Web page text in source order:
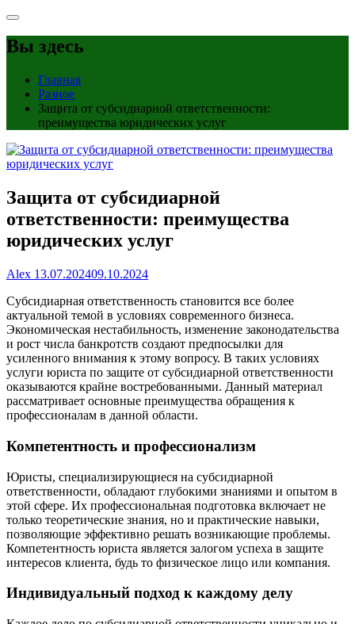
Вы здесь
Главная
Разное
Защита от субсидиарной ответственности:
преимущества юридических услуг
Защита от субсидиарной
ответственности: преимущества
юридических услуг
Alex 13.07.202409.10.2024
Субсидиарная ответственность становится все более
актуальной темой в условиях современного бизнеса.
Экономическая нестабильность, изменение законодательства
и рост числа банкротств создают предпосылки для
усиленного внимания к этому вопросу. В таких условиях
услуги юриста по защите от субсидиарной ответственности
оказываются крайне востребованными. Данный материал
рассматривает основные преимущества обращения к
профессионалам в данной области.
Компетентность и профессионализм
Юристы, специализирующиеся на субсидиарной
ответственности, обладают глубокими знаниями и опытом в
этой сфере. Их профессиональная подготовка включает не
только теоретические знания, но и практические навыки,
позволяющие эффективно решать возникающие проблемы.
Компетентность юриста является залогом успеха в защите
интересов клиента, будь то физическое лицо или компания.
Индивидуальный подход к каждому делу